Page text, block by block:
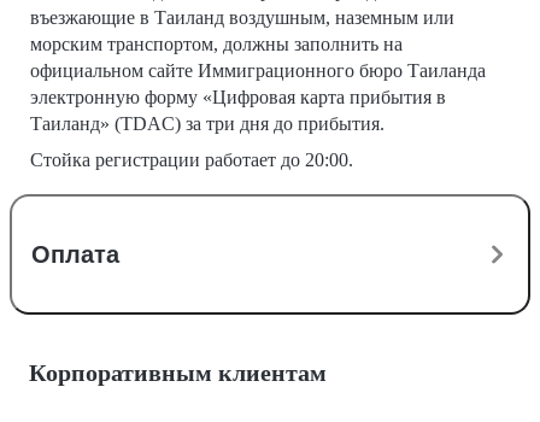
въезжающие в Таиланд воздушным, наземным или
морским транспортом, должны заполнить на
официальном сайте Иммиграционного бюро Таиланда
электронную форму «Цифровая карта прибытия в
Таиланд» (TDAC) за три дня до прибытия.
Стойка регистрации работает до 20:00.
Оплата
Корпоративным клиентам